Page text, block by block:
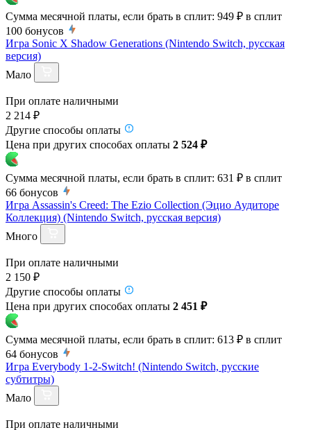
Сумма месячной платы, если брать в сплит: 949 ₽ в сплит
100 бонусов
Игра Sonic X Shadow Generations (Nintendo Switch, русская
версия)
Мало
При оплате наличными
2 214 ₽
Другие способы оплаты
Цена при других способах оплаты 2 524 ₽
Сумма месячной платы, если брать в сплит: 631 ₽ в сплит
66 бонусов
Игра Assassin's Creed: The Ezio Collection (Эцио Аудиторе
Коллекция) (Nintendo Switch, русская версия)
Много
При оплате наличными
2 150 ₽
Другие способы оплаты
Цена при других способах оплаты 2 451 ₽
Сумма месячной платы, если брать в сплит: 613 ₽ в сплит
64 бонусов
Игра Everybody 1-2-Switch! (Nintendo Switch, русские
субтитры)
Мало
При оплате наличными